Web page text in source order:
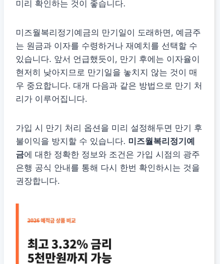
미리 확인하는 것이 좋습니다.
미즈월복리정기예금의 만기일이 도래하면, 예금주
는 원금과 이자를 수령하거나 재예치를 선택할 수
있습니다. 앞서 언급했듯이, 만기 후에는 이자율이
현저히 낮아지므로 만기일을 놓치지 않는 것이 매
우 중요합니다. 대개 다음과 같은 방법으로 만기 처
리가 이루어집니다.
가입 시 만기 처리 옵션을 미리 설정해두면 만기 후
불이익을 방지할 수 있습니다. 미즈월복리정기예
금에 대한 정확한 정보와 조건은 가입 시점의 광주
은행 공식 안내를 통해 다시 한번 확인하시는 것을
권장합니다.